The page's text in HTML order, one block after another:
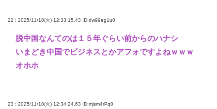
22 : 2025/11/18(火) 12:33:15.43 ID:dw99eg1u0
脱中国なんてのは１５年ぐらい前からのハナシ
いまどき中国でビジネスとかアフォですよねｗｗｗ
オホホ
23 : 2025/11/18(火) 12:34:24.63 ID:mjsm4rPq0